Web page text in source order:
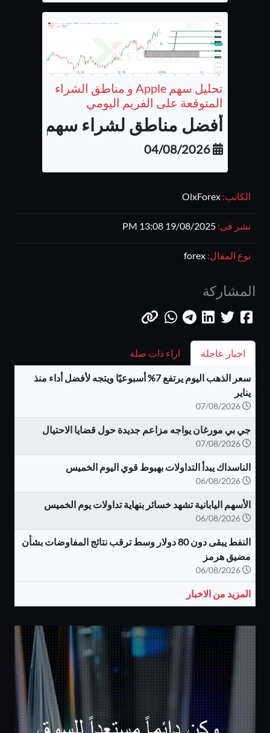
الكاتب: OlxForex
نشر فى: 19/08/2025 13:08 PM
نوع المقال: forex
المشاركة
اخبار عاجلة اراء ذات صلة
سعر الذهب اليوم يرتفع 7% أسبوعيًا ويتجه لأفضل أداء منذ
يناير
جي بي مورغان يواجه مزاعم جديدة حول قضايا الاحتيال
الناسداك يبدأ التداولات بهبوط قوي اليوم الخميس
الأسهم اليابانية تشهد خسائر بنهاية تداولات يوم الخميس
النفط يبقى دون 80 دولار وسط ترقب نتائج المفاوضات بشأن
مضيق هرمز
المزيد من الاخبار
تحليل سهم Apple و مناطق الشراء
المتوقعة على الفريم اليومي
أفضل مناطق لشراء سهم شركة
04/08/2026